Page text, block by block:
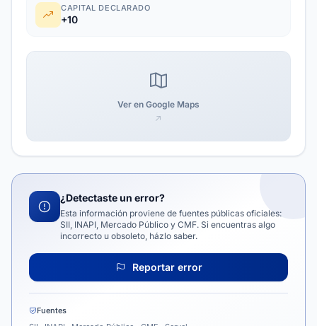
CAPITAL DECLARADO
+10
Ver en Google Maps
¿Detectaste un error?
Esta información proviene de fuentes públicas oficiales:
SII, INAPI, Mercado Público y CMF. Si encuentras algo
incorrecto u obsoleto, házlo saber.
Reportar error
Fuentes